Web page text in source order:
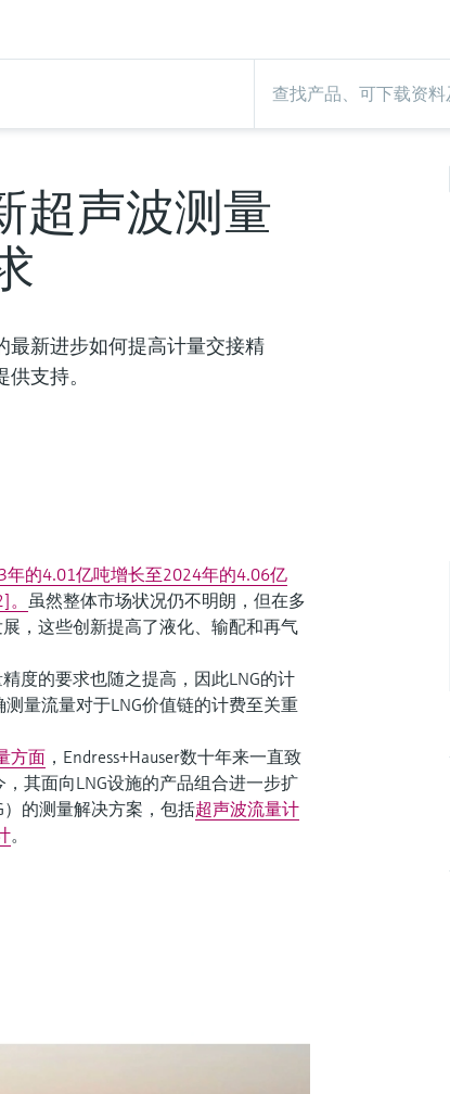
超声波测量
最新进步如何提高计量交接精
支持。
年的4.01亿吨增长至2024年的4.06亿
虽然整体市场状况仍不明朗，但在多
，这些创新提高了液化、输配和再气
度的要求也随之提高，因此LNG的计
量流量对于LNG价值链的计费至关重
方面 ，Endress+Hauser数十年来一直致
其面向LNG设施的产品组合进一步扩
的测量解决方案，包括超声波流量计
。